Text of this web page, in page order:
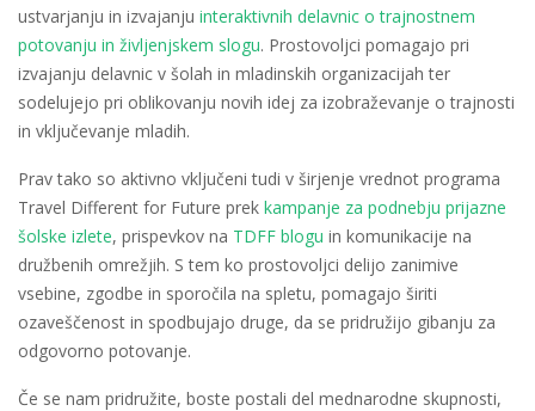
ustvarjanju in izvajanju interaktivnih delavnic o trajnostnem
potovanju in življenjskem slogu. Prostovoljci pomagajo pri
izvajanju delavnic v šolah in mladinskih organizacijah ter
sodelujejo pri oblikovanju novih idej za izobraževanje o trajnosti
in vključevanje mladih.
Prav tako so aktivno vključeni tudi v širjenje vrednot programa
Travel Different for Future prek kampanje za podnebju prijazne
šolske izlete, prispevkov na TDFF blogu in komunikacije na
družbenih omrežjih. S tem ko prostovoljci delijo zanimive
vsebine, zgodbe in sporočila na spletu, pomagajo širiti
ozaveščenost in spodbujajo druge, da se pridružijo gibanju za
odgovorno potovanje.
Če se nam pridružite, boste postali del mednarodne skupnosti,